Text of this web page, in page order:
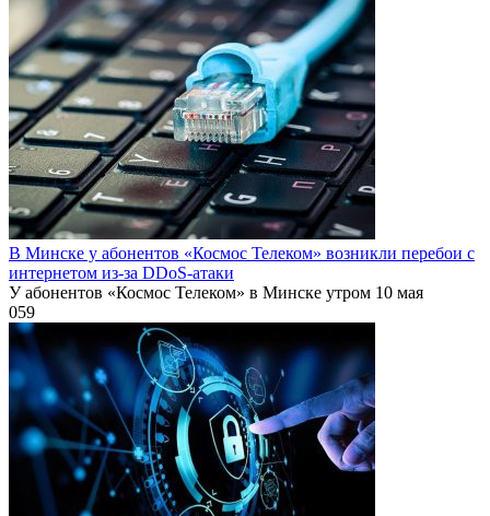
В Минске у абонентов «Космос Телеком» возникли перебои с
интернетом из-за DDoS-атаки
У абонентов «Космос Телеком» в Минске утром 10 мая
059